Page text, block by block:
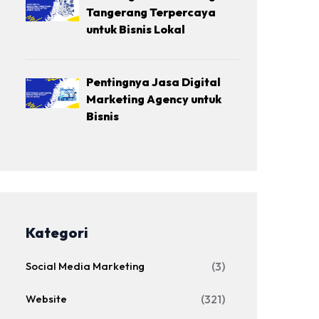
Tangerang Terpercaya
untuk Bisnis Lokal
Pentingnya Jasa Digital
Marketing Agency untuk
Bisnis
Kategori
Social Media Marketing (3)
Website (321)